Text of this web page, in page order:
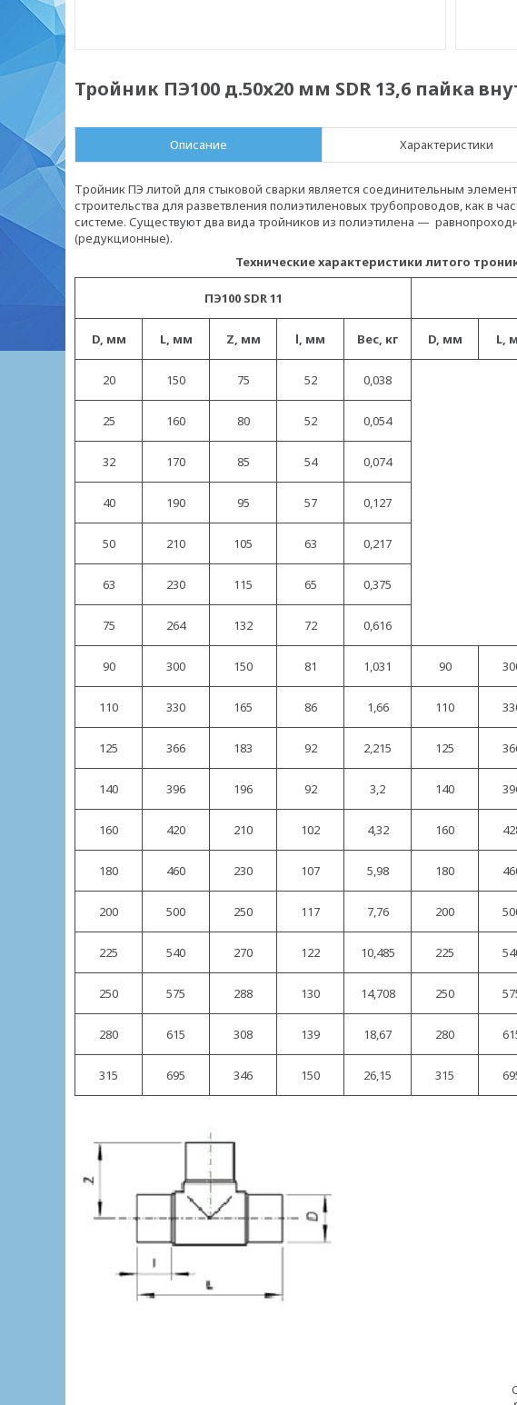
Тройник ПЭ100 д.50х20 мм SDR 13,6 пайка
Описание Характеристики
Тройник ПЭ литой для стыковой сварки является соединительным
строительства для разветвления полиэтиленовых трубопроводов, как в
системе. Существуют два вида тройников из полиэтилена —
(редукционные).
Технические характеристики литого
ПЭ100 SDR 11
D, мм L, мм Z, мм l, мм Вес, кг D, мм L,
20 150 75 52 0,038
25 160 80 52 0,054
32 170 85 54 0,074
40 190 95 57 0,127
50 210 105 63 0,217
63 230 115 65 0,375
75 264 132 72 0,616
90 300 150 81 1,031 90
110 330 165 86 1,66 110
125 366 183 92 2,215 125
140 396 196 92 3,2 140
160 420 210 102 4,32 160
180 460 230 107 5,98 180
200 500 250 117 7,76 200
225 540 270 122 10,485 225
250 575 288 130 14,708 250
280 615 308 139 18,67 280
315 695 346 150 26,15 315